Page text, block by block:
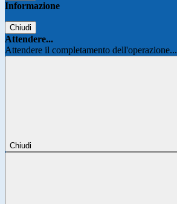
Informazione
Chiudi
Attendere...
Attendere il completamento dell'operazione...
Chiudi